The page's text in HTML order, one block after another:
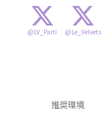
@LV_Parti @Le_Velvets
推奨環境